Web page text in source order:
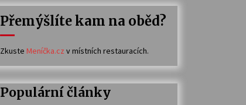
Přemýšlíte kam na oběd?
Zkuste Meníčka.cz v místních restauracích.
Populární články